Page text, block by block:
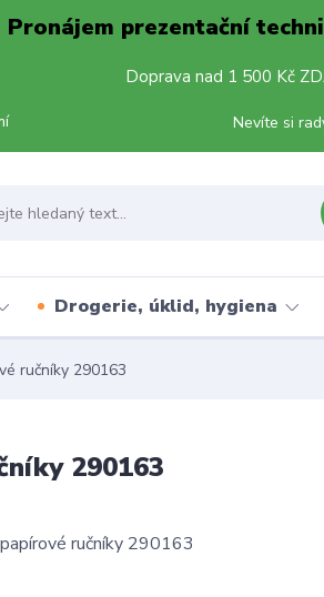
Pronájem prezentační
Doprava nad 1 500 Kč
Nevíte si
Drogerie, úklid, hygiena
ručníky 290163
290163